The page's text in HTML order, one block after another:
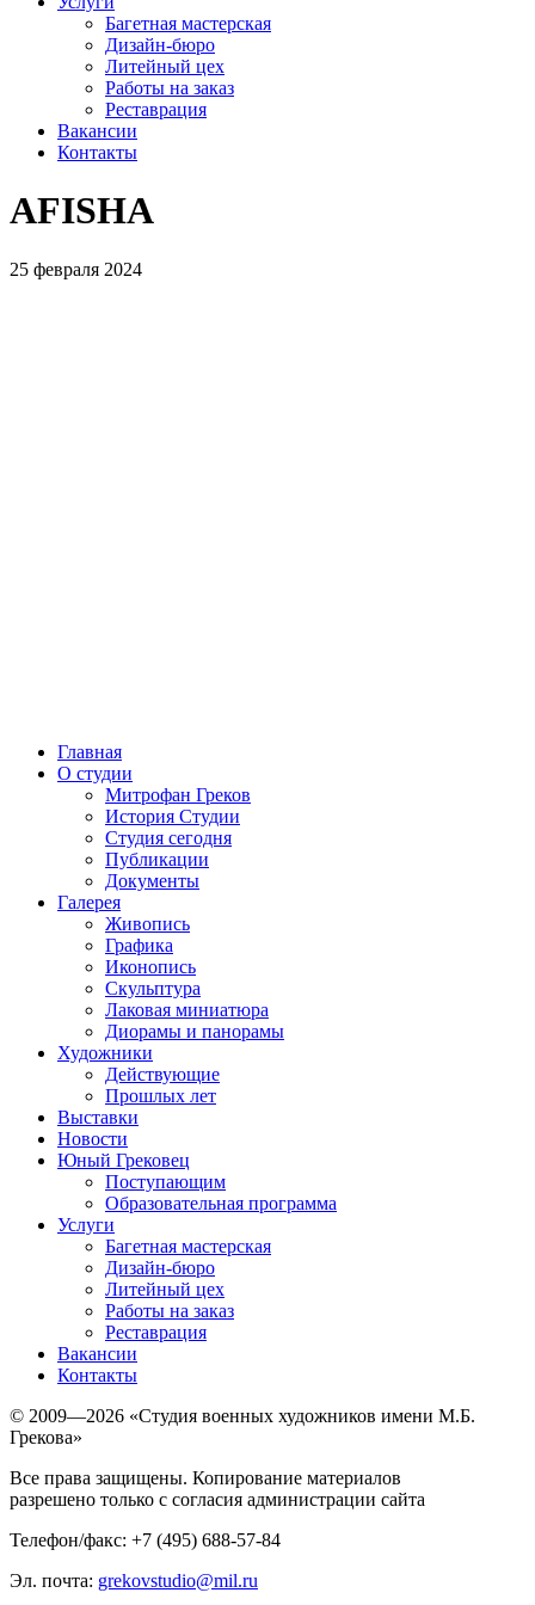
Багетная мастерская
Дизайн-бюро
Литейный цех
Работы на заказ
Реставрация
Вакансии
Контакты
AFISHA
25 февраля 2024
Главная
О студии
Митрофан Греков
История Студии
Студия сегодня
Публикации
Документы
Галерея
Живопись
Графика
Иконопись
Скульптура
Лаковая миниатюра
Диорамы и панорамы
Художники
Действующие
Прошлых лет
Выставки
Новости
Юный Грековец
Поступающим
Образовательная программа
Услуги
Багетная мастерская
Дизайн-бюро
Литейный цех
Работы на заказ
Реставрация
Вакансии
Контакты
© 2009—2026 «Студия военных художников имени М.Б.
Грекова»
Все права защищены. Копирование материалов
разрешено только с согласия администрации сайта
Телефон/факс: +7 (495) 688-57-84
Эл. почта: grekovstudio@mil.ru